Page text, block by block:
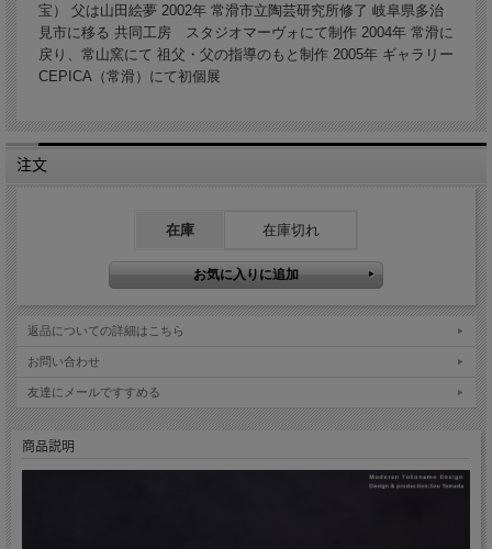
宝） 父は山田絵夢 2002年 常滑市立陶芸研究所修了 岐阜県多治
見市に移る 共同工房 スタジオマーヴォにて制作 2004年 常滑に
戻り、常山窯にて 祖父・父の指導のもと制作 2005年 ギャラリー
CEPICA（常滑）にて初個展
注文
在庫 在庫切れ
返品についての詳細はこちら
お問い合わせ
友達にメールですすめる
商品説明